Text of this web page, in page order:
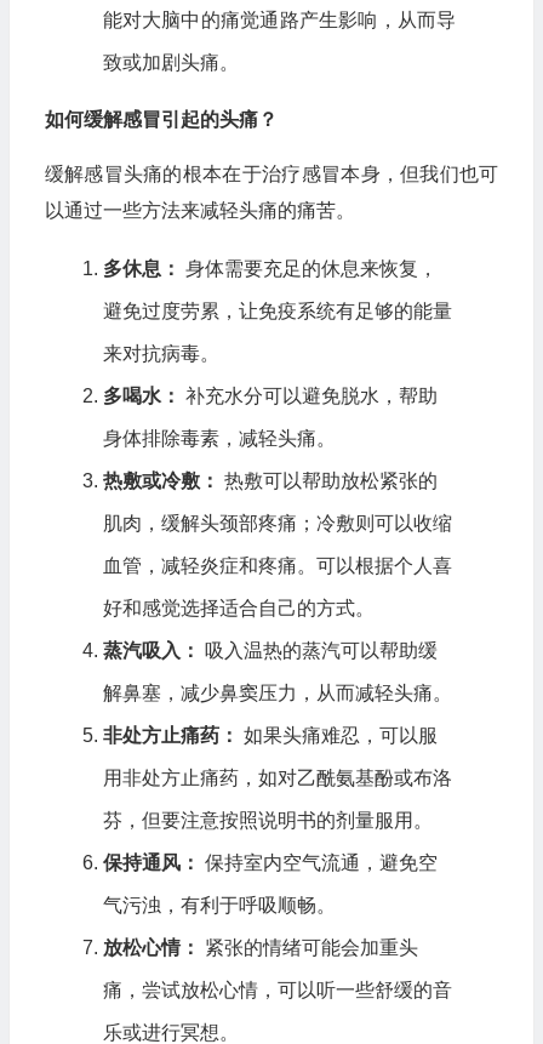
能对大脑中的痛觉通路产生影响，从而导
致或加剧头痛。
如何缓解感冒引起的头痛？
缓解感冒头痛的根本在于治疗感冒本身，但我们也可
以通过一些方法来减轻头痛的痛苦。
多休息： 身体需要充足的休息来恢复，
避免过度劳累，让免疫系统有足够的能量
来对抗病毒。
多喝水： 补充水分可以避免脱水，帮助
身体排除毒素，减轻头痛。
热敷或冷敷： 热敷可以帮助放松紧张的
肌肉，缓解头颈部疼痛；冷敷则可以收缩
血管，减轻炎症和疼痛。可以根据个人喜
好和感觉选择适合自己的方式。
蒸汽吸入： 吸入温热的蒸汽可以帮助缓
解鼻塞，减少鼻窦压力，从而减轻头痛。
非处方止痛药： 如果头痛难忍，可以服
用非处方止痛药，如对乙酰氨基酚或布洛
芬，但要注意按照说明书的剂量服用。
保持通风： 保持室内空气流通，避免空
气污浊，有利于呼吸顺畅。
放松心情： 紧张的情绪可能会加重头
痛，尝试放松心情，可以听一些舒缓的音
乐或进行冥想。